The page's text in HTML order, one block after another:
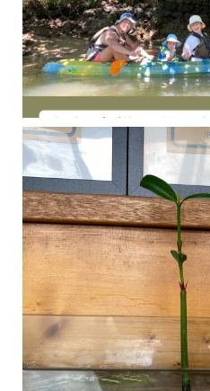
今年の1月にお店に植えたマングローブ(メヒルギ)の苗が成長してきました
マングロ